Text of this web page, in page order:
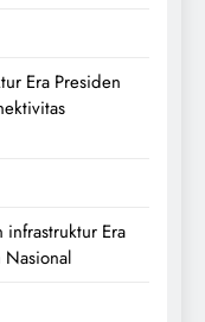
Era Presiden
infrastruktur Era
Nasional